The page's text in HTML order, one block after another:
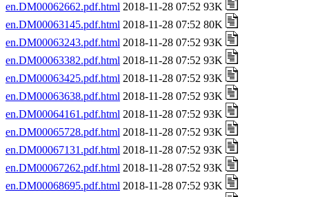
en.DM00062662.pdf.html 2018-11-28 07:52 93K
en.DM00063145.pdf.html 2018-11-28 07:52 80K
en.DM00063243.pdf.html 2018-11-28 07:52 93K
en.DM00063382.pdf.html 2018-11-28 07:52 93K
en.DM00063425.pdf.html 2018-11-28 07:52 93K
en.DM00063638.pdf.html 2018-11-28 07:52 93K
en.DM00064161.pdf.html 2018-11-28 07:52 93K
en.DM00065728.pdf.html 2018-11-28 07:52 93K
en.DM00067131.pdf.html 2018-11-28 07:52 93K
en.DM00067262.pdf.html 2018-11-28 07:52 93K
en.DM00068695.pdf.html 2018-11-28 07:52 93K